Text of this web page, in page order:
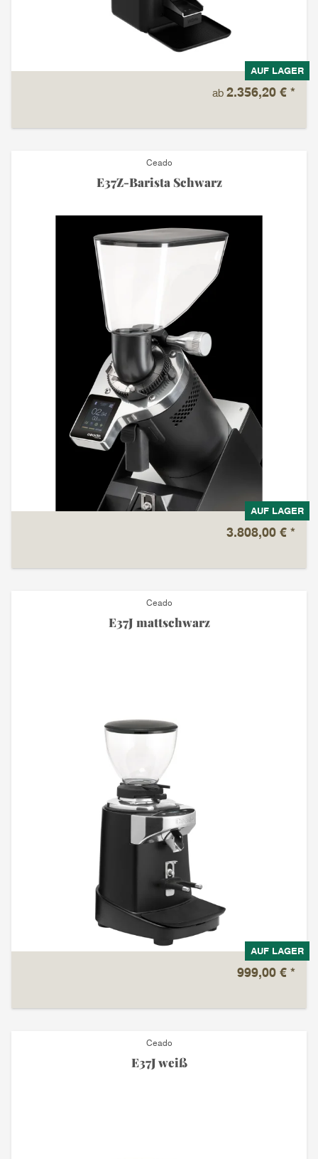
AUF LAGER
ab 2.356,20 € *
Ceado
E37Z-Barista Schwarz
AUF LAGER
3.808,00 € *
Ceado
E37J mattschwarz
AUF LAGER
999,00 € *
Ceado
E37J weiß